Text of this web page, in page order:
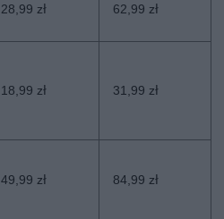
28,99 zł 62,99 zł
18,99 zł 31,99 zł
49,99 zł 84,99 zł